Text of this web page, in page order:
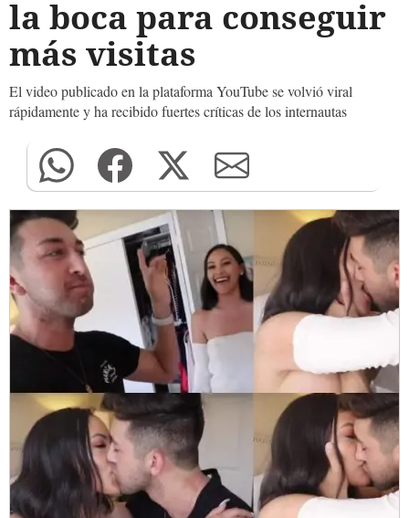
la boca para conseguir
más visitas
El video publicado en la plataforma YouTube se volvió viral
rápidamente y ha recibido fuertes críticas de los internautas